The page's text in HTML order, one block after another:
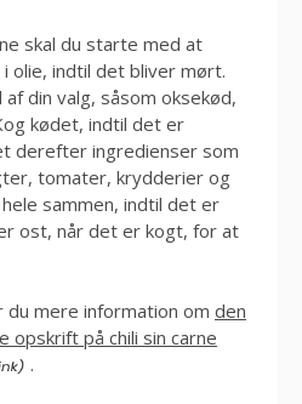
skal du starte med at
olie, indtil det bliver mørt.
din valg, såsom oksekød,
kødet, indtil det er
derefter ingredienser som
tomater, krydderier og
sammen, indtil det er
ost, når det er kogt, for at
du mere information om den
opskrift på chili sin carne
.